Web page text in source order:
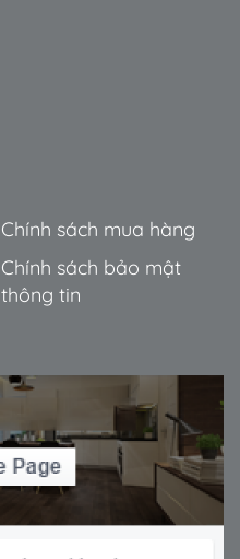
Chính sách mua hàng
Chính sách bảo mật
thông tin